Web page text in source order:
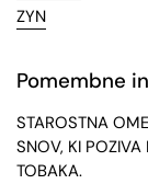
ZYN
Pomembne
STAROSTNA
SNOV, KI POZIVA
TOBAKA.